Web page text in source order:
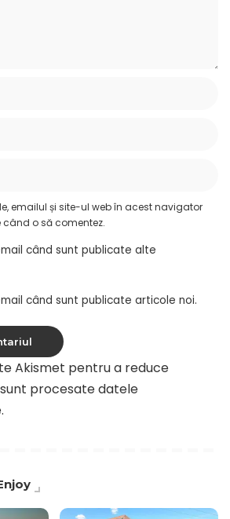
emailul și site-ul web în acest navigator
o să comentez.
când sunt publicate alte
când sunt publicate articole noi.
Akismet pentru a reduce
procesate datele
.